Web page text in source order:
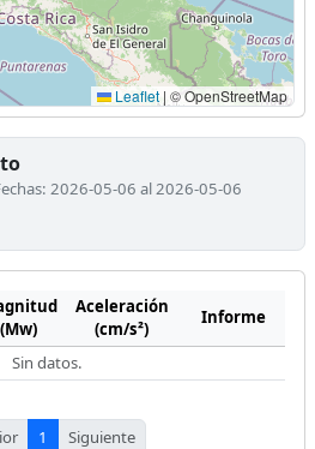
Leaflet | © OpenStreetMap
2026-05-06 al 2026-05-06
(Mw)
Aceleración
(cm/s²)
Informe
Sin datos.
1 Siguiente